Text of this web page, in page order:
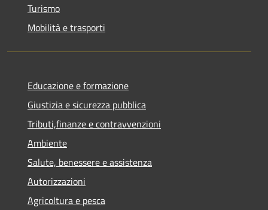
Turismo
Mobilità e trasporti
Educazione e formazione
Giustizia e sicurezza pubblica
Tributi,finanze e contravvenzioni
Ambiente
Salute, benessere e assistenza
Autorizzazioni
Agricoltura e pesca